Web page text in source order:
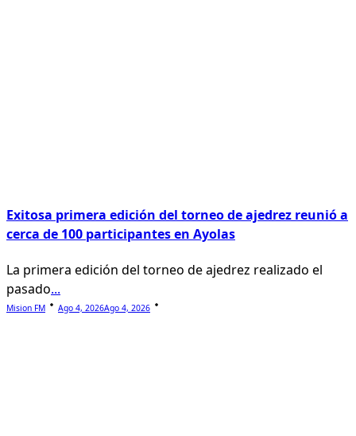
Exitosa primera edición del torneo de ajedrez reunió a
cerca de 100 participantes en Ayolas
La primera edición del torneo de ajedrez realizado el
pasado...
Mision FM Ago 4, 2026Ago 4, 2026